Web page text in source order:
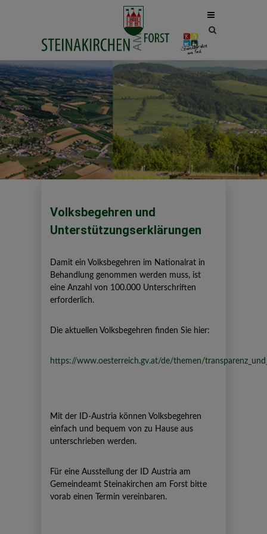
Site
Volksbegehren und
Unterstützungserklärungen
Damit ein Volksbegehren im Nationalrat in
Behandlung genommen werden muss, ist
eine Anzahl von 100.000 Unterschriften
erforderlich.
Die aktuellen Volksbegehren finden Sie hier:
https://www.oesterreich.gv.at/de/themen/
Mit der ID-Austria können Volksbegehren
einfach und bequem von zu Hause aus
unterschrieben werden.
Für eine Ausstellung der ID Austria am
Gemeindeamt Steinakirchen am Forst bitte
vorab einen Termin vereinbaren.